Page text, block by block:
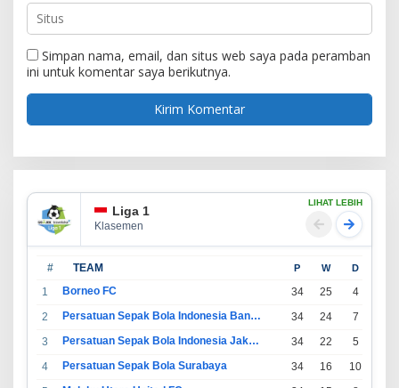
Simpan nama, email, dan situs web saya pada peramban
ini untuk komentar saya berikutnya.
Liga 1
Klasemen
LIHAT LEBIH
# TEAM P W D
1 Borneo FC 34 25 4
2
Persatuan Sepak Bola Indonesia Bandung 34 24 7
3
Persatuan Sepak Bola Indonesia Jakarta 34 22 5
4
Persatuan Sepak Bola Surabaya 34 16 10